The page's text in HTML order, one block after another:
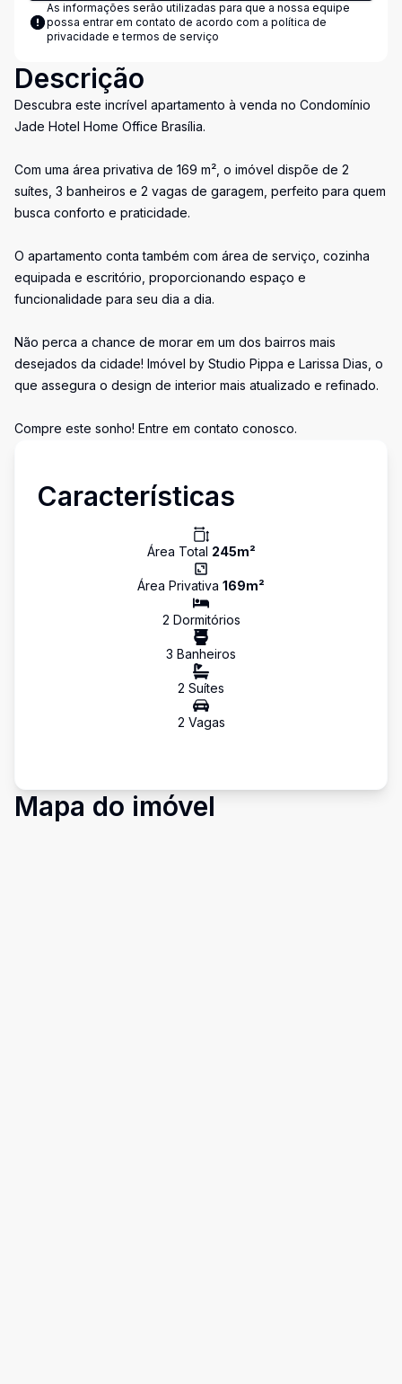
As informações serão utilizadas para que a nossa equipe
possa entrar em contato de acordo com a política de
privacidade e termos de serviço
Descrição
Descubra este incrível apartamento à venda no Condomínio
Jade Hotel Home Office Brasília.
Com uma área privativa de 169 m², o imóvel dispõe de 2
suítes, 3 banheiros e 2 vagas de garagem, perfeito para quem
busca conforto e praticidade.
O apartamento conta também com área de serviço, cozinha
equipada e escritório, proporcionando espaço e
funcionalidade para seu dia a dia.
Não perca a chance de morar em um dos bairros mais
desejados da cidade! Imóvel by Studio Pippa e Larissa Dias, o
que assegura o design de interior mais atualizado e refinado.
Compre este sonho! Entre em contato conosco.
Características
Área Total 245m²
Área Privativa 169m²
2 Dormitórios
3 Banheiros
2 Suítes
2 Vagas
Mapa do imóvel